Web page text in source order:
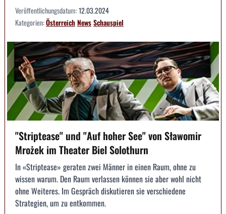
Veröffentlichungsdatum:12.03.2024
Kategorien:ÖsterreichNewsSchauspiel
"Striptease" und "Auf hoher See" von Sławomir
Mrożek im Theater Biel Solothurn
In «Striptease» geraten zwei Männer in einen Raum, ohne zu
wissen warum. Den Raum verlassen können sie aber wohl nicht
ohne Weiteres. Im Gespräch diskutieren sie verschiedene
Strategien, um zu entkommen.